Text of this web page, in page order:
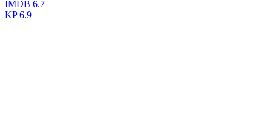
IMDB 6.7
KP6.9